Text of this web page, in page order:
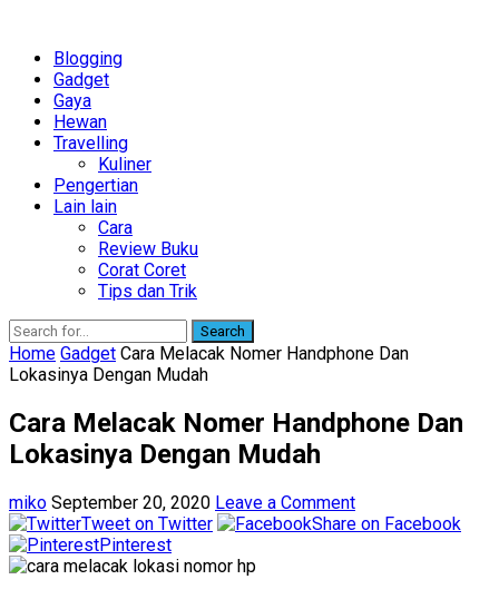
Blogging
Gadget
Gaya
Hewan
Travelling
Kuliner
Pengertian
Lain lain
Cara
Review Buku
Corat Coret
Tips dan Trik
Search
Home Gadget Cara Melacak Nomer Handphone Dan
Lokasinya Dengan Mudah
Cara Melacak Nomer Handphone Dan
Lokasinya Dengan Mudah
miko September 20, 2020 Leave a Comment
Tweet on Twitter
Share on Facebook
Pinterest